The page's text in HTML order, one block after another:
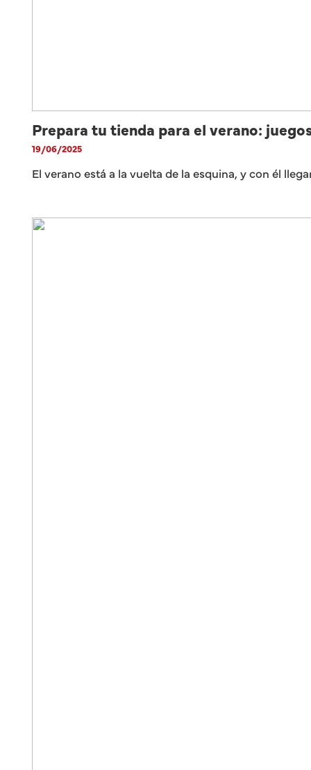
Prepara tu tienda para el verano:
19/06/2025
El verano está a la vuelta de la esquina, y con él